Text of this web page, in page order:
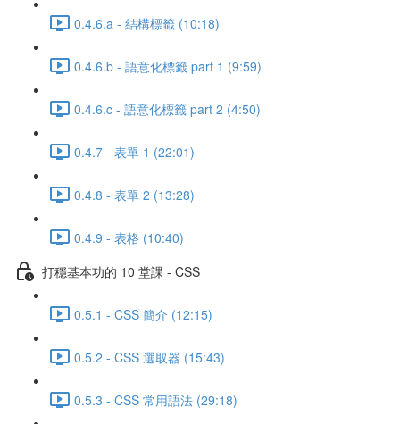
0.4.6.a - 結構標籤 (10:18)
0.4.6.b - 語意化標籤 part 1 (9:59)
0.4.6.c - 語意化標籤 part 2 (4:50)
0.4.7 - 表單 1 (22:01)
0.4.8 - 表單 2 (13:28)
0.4.9 - 表格 (10:40)
打穩基本功的 10 堂課 - CSS
0.5.1 - CSS 簡介 (12:15)
0.5.2 - CSS 選取器 (15:43)
0.5.3 - CSS 常用語法 (29:18)